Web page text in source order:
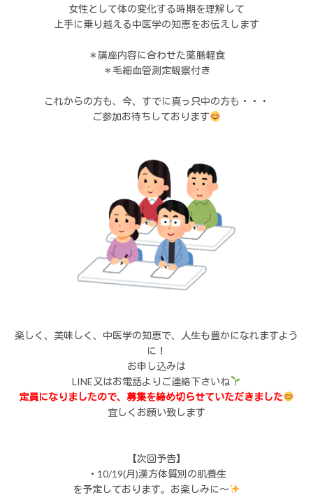
女性として体の変化する時期を理解して
上手に乗り越える中医学の知恵をお伝えします
＊講座内容に合わせた薬膳軽食
＊毛細血管測定観察付き
これからの方も、今、すでに真っ只中の方も・・・
ご参加お待ちしております
楽しく、美味しく、中医学の知恵で、人生も豊かになれますよう
に！
お申し込みは
LINE又はお電話よりご連絡下さいね
定員になりましたので、募集を締め切らせていただきました
宜しくお願い致します
【次回予告】
・10/19(月)漢方体質別の肌養生
を予定しております。お楽しみに～